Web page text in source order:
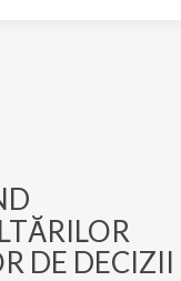
DE DECIZII